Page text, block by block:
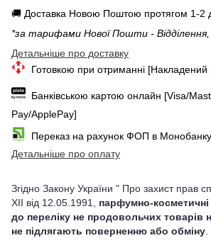
🚚 Доставка Новою Поштою протягом 1-2
*за тарифами Нової Пошти -
Детальніше про доставку
Готовкою при отриманні [Накладений
Банківською картою онлайн [Visa/
Pay/ApplePay]
Переказ на рахунок ФОП в Монобанку
Детальніше про оплату
Згідно Закону України " Про захист прав
XII від 12.05.1991, парфумно-
до переліку не продовольчих товарів
не підлягають поверненню або обміну